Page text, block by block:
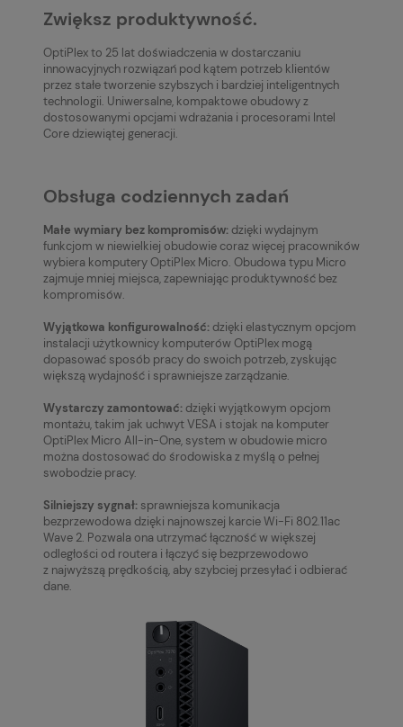
Zwiększ produktywność.
OptiPlex to 25 lat doświadczenia w dostarczaniu
innowacyjnych rozwiązań pod kątem potrzeb klientów
przez stałe tworzenie szybszych i bardziej inteligentnych
technologii. Uniwersalne, kompaktowe obudowy z
dostosowanymi opcjami wdrażania i procesorami Intel
Core dziewiątej generacji.
Obsługa codziennych zadań
Małe wymiary bez kompromisów:dzięki wydajnym
funkcjom w niewielkiej obudowie coraz więcej pracowników
wybiera komputery OptiPlex Micro. Obudowa typu Micro
zajmuje mniej miejsca, zapewniając produktywność bez
kompromisów.
Wyjątkowa konfigurowalność:dzięki elastycznym opcjom
instalacji użytkownicy komputerów OptiPlex mogą
dopasować sposób pracy do swoich potrzeb, zyskując
większą wydajność i sprawniejsze zarządzanie.
Wystarczy zamontować:dzięki wyjątkowym opcjom
montażu, takim jak uchwyt VESA i stojak na komputer
OptiPlex Micro All-in-One, system w obudowie micro
można dostosować do środowiska z myślą o pełnej
swobodzie pracy.
Silniejszy sygnał: sprawniejsza komunikacja
bezprzewodowa dzięki najnowszej karcie Wi-Fi 802.11ac
Wave 2. Pozwala ona utrzymać łączność w większej
odległości od routera i łączyć się bezprzewodowo
z najwyższą prędkością, aby szybciej przesyłać i odbierać
dane.